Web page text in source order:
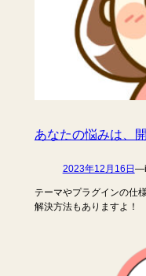
あなたの悩みは、
2023年12月16日 —
テーマやプラグインの仕
解決方法もありますよ！